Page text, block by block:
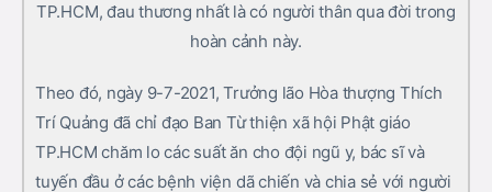
TP.HCM, đau thương nhất là có người thân qua đời trong
hoàn cảnh này.
Theo đó, ngày 9-7-2021, Trưởng lão Hòa thượng Thích
Trí Quảng đã chỉ đạo Ban Từ thiện xã hội Phật giáo
TP.HCM chăm lo các suất ăn cho đội ngũ y, bác sĩ và
tuyến đầu ở các bệnh viện dã chiến và chia sẻ với người